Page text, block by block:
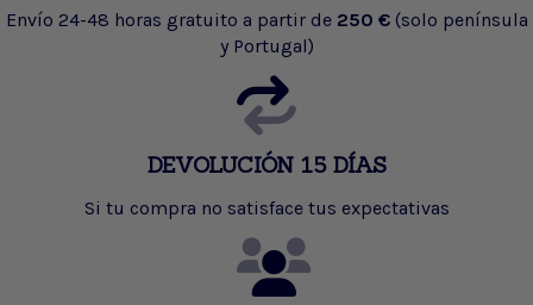
Envío 24-48 horas gratuito a partir de 250 € (solo península
y Portugal)
DEVOLUCIÓN 15 DÍAS
Si tu compra no satisface tus expectativas